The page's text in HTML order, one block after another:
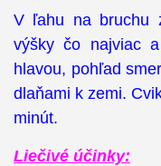
V ľahu na bruchu
výšky čo najviac
hlavou, pohľad
dlaňami k zemi.
minút.
Liečivé účinky: